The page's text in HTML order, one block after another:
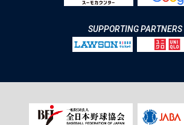
SUPPORTING PARTNERS